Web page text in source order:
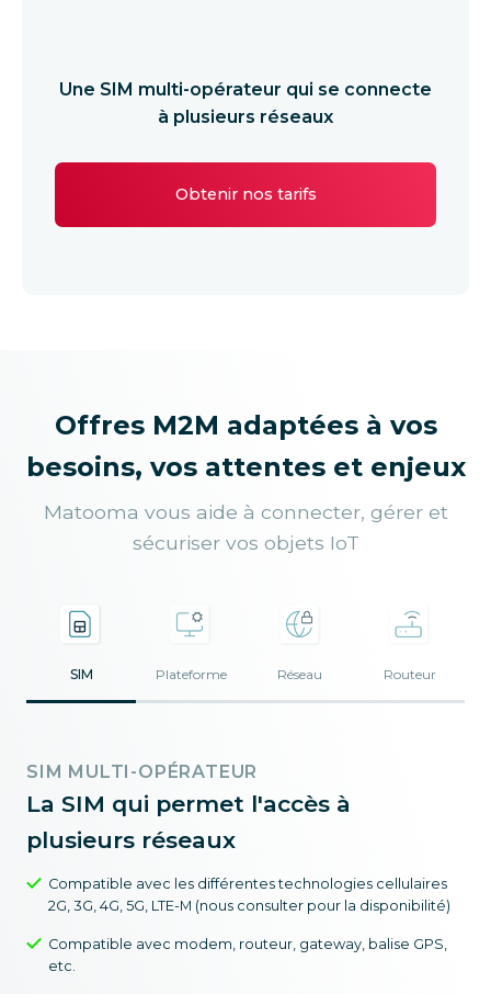
Une SIM multi-opérateur qui se connecte
à plusieurs réseaux
Obtenir nos tarifs
Offres M2M adaptées à vos
besoins, vos attentes et enjeux
Matooma vous aide à connecter, gérer et
sécuriser vos objets IoT
SIM Plateforme Réseau Routeur
SIM MULTI-OPÉRATEUR
La SIM qui permet l'accès à
plusieurs réseaux
Compatible avec les différentes technologies cellulaires
2G, 3G, 4G, 5G, LTE-M (nous consulter pour la disponibilité)
Compatible avec modem, routeur, gateway, balise GPS,
etc.